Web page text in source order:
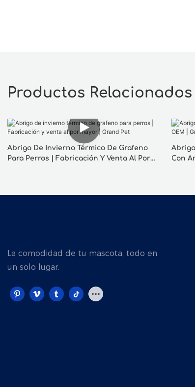
Productos Relacionados
Abrigo De Invierno Térmico De Grafeno
Para Perros | Fabricación Y Venta Al Por
Con
La comodidad de tu mascota, todo en
un solo lugar.